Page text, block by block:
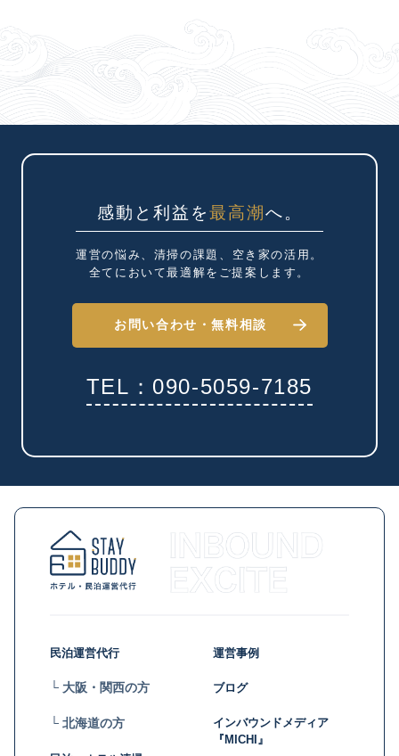
感動と利益を最高潮へ。
運営の悩み、清掃の課題、 空き家の活用。
全てにおいて最適解を ご提案します。
お問い合わせ・無料相談
TEL：090-5059-7185
民泊運営代行
└ 大阪・関西の方
└ 北海道の方
運営事例
ブログ
インバウンドメディア
『MICHI』